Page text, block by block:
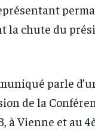
la chute du
parle
de la
à Vienne et au